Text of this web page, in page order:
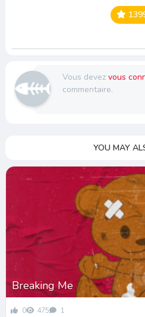
Vous devez vous
commentaire.
YOU MAY
Breaking Me
0 475 1